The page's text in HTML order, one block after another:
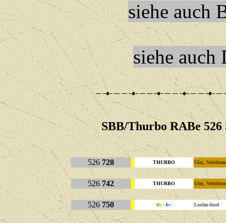
siehe auch
siehe auch
SBB/Thurbo RABe
526 728 THURBO Ulm,
526 742 THURBO Ulm,
526 750 thurbo Lindau-Insel